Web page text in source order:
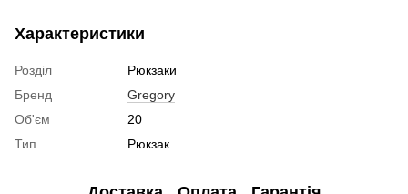
Характеристики
Розділ
Рюкзаки
Бренд
Gregory
Об'єм
20
Тип
Рюкзак